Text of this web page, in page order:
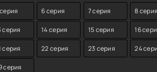
6 серия 7 серия 8 серия
серия 14 серия 15 серия 16
серия 22 серия 23 серия 24
серия